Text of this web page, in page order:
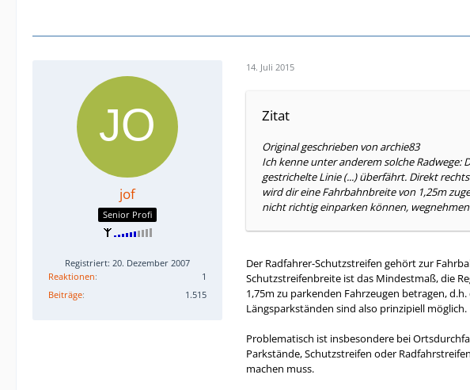
jof
Senior Profi
Registriert: 20. Dezember 2007
Reaktionen
1
Beiträge
1.515
14. Juli 2015
Zitat
Original geschrieben von archie83
Ich kenne unter anderem solche Radwege:
gestrichelte Linie (...) überfährt. Direkt
wird dir eine Fahrbahnbreite von 1,25m
nicht richtig einparken können,
Der Radfahrer-Schutzstreifen gehört zur
Schutzstreifenbreite ist das Mindestmaß, die
1,75m zu parkenden Fahrzeugen betragen,
Längsparkständen sind also prinzipiell möglich.
Problematisch ist insbesondere bei
Parkstände, Schutzstreifen oder
machen muss.